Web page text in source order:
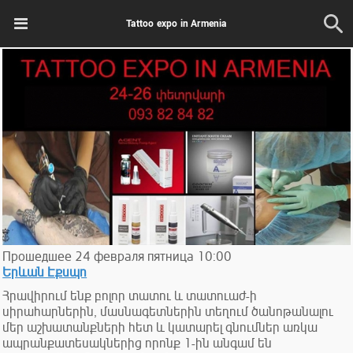
Tattoo expo in Armenia
Прошедшее 24 февраля пятница 10:00
Երևան Էքսպո
Հրավիրում ենք բոլոր տատու և տատուաժ-ի
սիրահարներին, մասնագետներին տեղում ծանոթանալու
մեր աշխատանքների հետ և կատարել գնումներ առկա
ապրանքատեսակներից որոնք 1-ին անգամ են